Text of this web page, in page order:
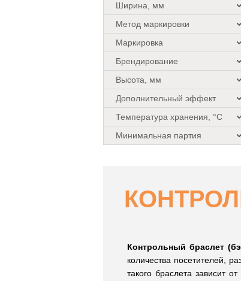
Ширина, мм
Метод маркировки
Маркировка
Брендирование
Высота, мм
Дополнительный эффект
Температура хранения, °C
Минимальная партия
Контрольный браслет
количества посетителей,
такого браслета зависит